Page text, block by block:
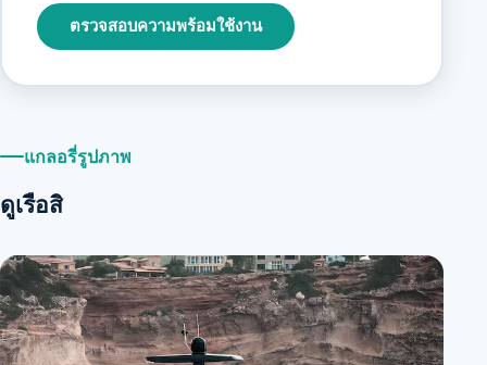
ตรวจสอบความพร้อมใช้งาน
แกลอรี่รูปภาพ
ดูเรือสิ